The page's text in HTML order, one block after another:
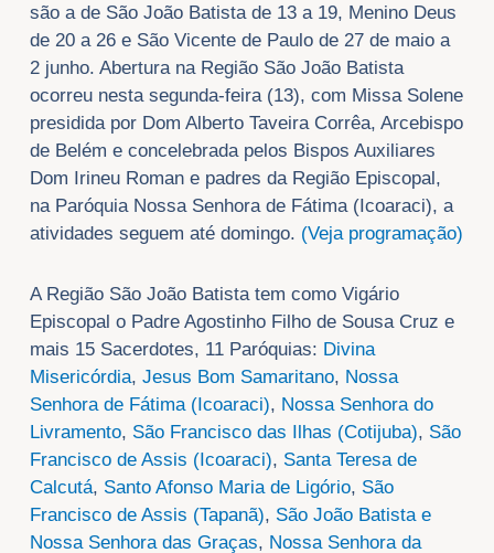
são a de São João Batista de 13 a 19, Menino Deus
de 20 a 26 e São Vicente de Paulo de 27 de maio a
2 junho. Abertura na Região São João Batista
ocorreu nesta segunda-feira (13), com Missa Solene
presidida por Dom Alberto Taveira Corrêa, Arcebispo
de Belém e concelebrada pelos Bispos Auxiliares
Dom Irineu Roman e padres da Região Episcopal,
na Paróquia Nossa Senhora de Fátima (Icoaraci), a
atividades seguem até domingo. (Veja programação)
A Região São João Batista tem como Vigário
Episcopal o Padre Agostinho Filho de Sousa Cruz e
mais 15 Sacerdotes, 11 Paróquias: Divina
Misericórdia, Jesus Bom Samaritano, Nossa
Senhora de Fátima (Icoaraci), Nossa Senhora do
Livramento, São Francisco das Ilhas (Cotijuba), São
Francisco de Assis (Icoaraci), Santa Teresa de
Calcutá, Santo Afonso Maria de Ligório, São
Francisco de Assis (Tapanã), São João Batista e
Nossa Senhora das Graças, Nossa Senhora da